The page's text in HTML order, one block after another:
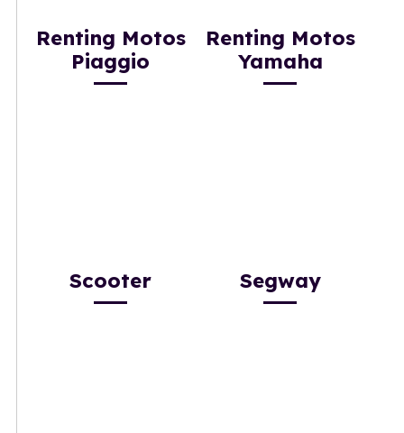
Renting Motos
Piaggio
Renting Motos
Yamaha
Scooter Segway